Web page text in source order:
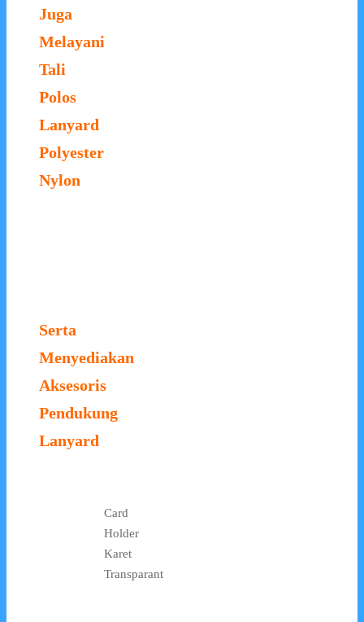
Juga
Melayani
Tali
Polos
Lanyard
Polyester
Nylon
Serta
Menyediakan
Aksesoris
Pendukung
Lanyard
Card
Holder
Karet
Transparant